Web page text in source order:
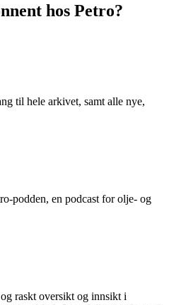
hos Petro?
til hele arkivet, samt alle nye,
podden, en podcast for olje- og
raskt oversikt og innsikt i